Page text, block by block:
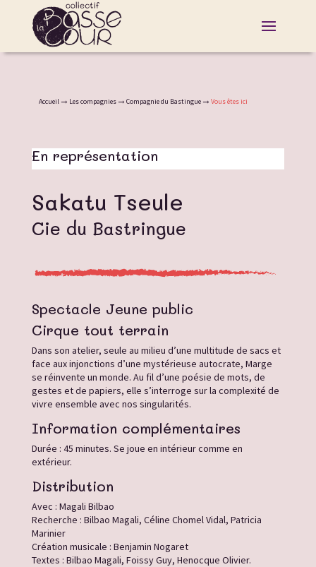
Accueil Les compagnies Compagnie du Bastingue Vous êtes ici
En représentation
Sakatu Tseule
Cie du Bastringue
Spectacle Jeune public
Cirque tout terrain
Dans son atelier, seule au milieu d’une multitude de sacs et
face aux injonctions d’une mystérieuse autocrate, Marge
se réinvente un monde. Au fil d’une poésie de mots, de
gestes et de papiers, elle s’interroge sur la complexité de
vivre ensemble avec nos singularités.
Information complémentaires
Durée : 45 minutes. Se joue en intérieur comme en
extérieur.
Distribution
Avec : Magali Bilbao
Recherche : Bilbao Magali, Céline Chomel Vidal, Patricia
Marinier
Création musicale : Benjamin Nogaret
Textes : Bilbao Magali, Foissy Guy, Henocque Olivier.